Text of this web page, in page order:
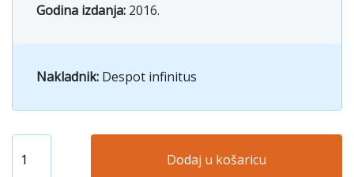
Godina izdanja: 2016.
Nakladnik: Despot infinitus
Dodaj u košaricu